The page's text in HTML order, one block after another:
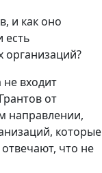
и как оно
есть
организаций?
не входит
от
направлении,
которые
что не